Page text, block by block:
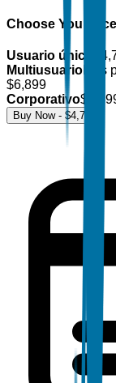
Choose Your
Usuario único
Multiusuario Más
$6,899
Corporativo$
Buy Now - $4,700